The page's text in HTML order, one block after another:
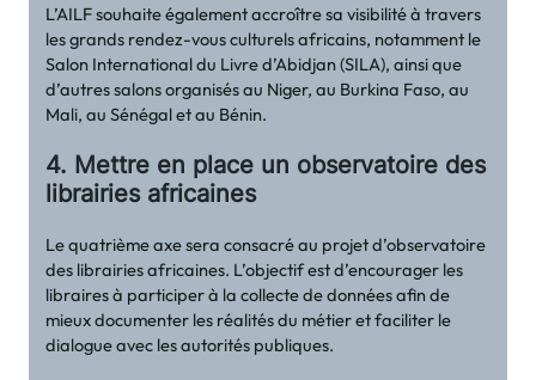
L’AILF souhaite également accroître sa visibilité à travers
les grands rendez-vous culturels africains, notamment le
Salon International du Livre d’Abidjan (SILA), ainsi que
d’autres salons organisés au Niger, au Burkina Faso, au
Mali, au Sénégal et au Bénin.
4. Mettre en place un observatoire des
librairies africaines
Le quatrième axe sera consacré au projet d’observatoire
des librairies africaines. L’objectif est d’encourager les
libraires à participer à la collecte de données afin de
mieux documenter les réalités du métier et faciliter le
dialogue avec les autorités publiques.